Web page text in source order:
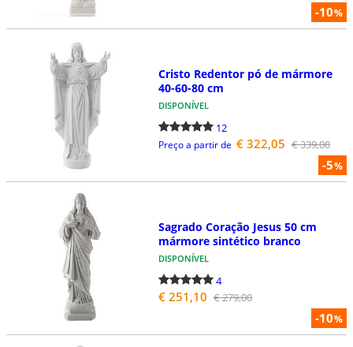
-10%
-5%
Cristo Redentor pó de mármore
40-60-80 cm
DISPONÍVEL
12
Preço a partir de € 322,05 € 339,00
-10%
Sagrado Coração Jesus 50 cm
mármore sintético branco
DISPONÍVEL
4
€ 251,10 € 279,00